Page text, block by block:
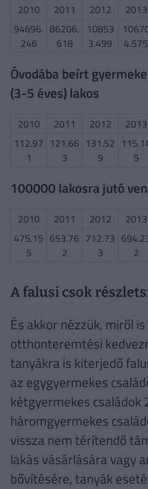
2010 2011 2012 2013
94696.
246
86206.
618
10853
3.499
4.575
Óvodába beírt
(3-5 éves) lakos
2010 2011 2012 2013
112.97
1
121.66
3
131.52
9
5
100000 lakosra jutó
2010 2011 2012 2013
475.15
5
653.76
2
712.73
3
2
A falusi csok
És akkor nézzük, miről
otthonteremtési
tanyákra is kiterjedő
az egygyermekes
kétgyermekes családok
háromgyermekes
vissza nem térítendő
lakás vásárlására vagy
bővítésére, tanyák